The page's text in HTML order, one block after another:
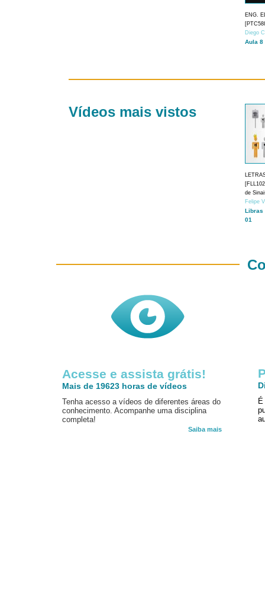
ENG.
Diego
Aula 8
Vídeos mais vistos
de
Felipe
Libras
01
Acesse e assista grátis!
Mais de 19623 horas de vídeos
Tenha acesso a vídeos de diferentes áreas do
conhecimento. Acompanhe uma disciplina
completa!
Saiba mais